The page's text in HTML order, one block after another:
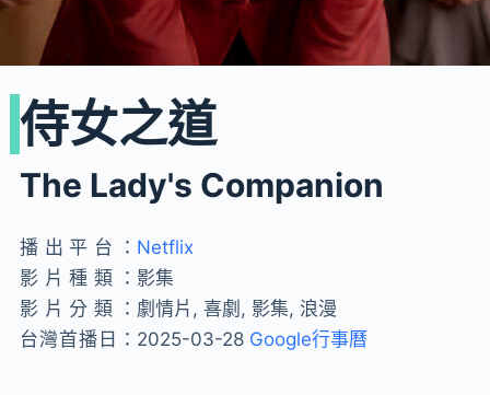
侍女之道
The Lady's Companion
播出平台： Netflix
影片種類： 影集
影片分類： 劇情片, 喜劇, 影集, 浪漫
台灣首播日： 2025-03-28 Google行事曆